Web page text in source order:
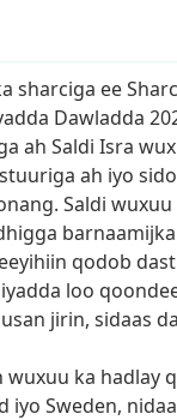
sharciga ee
Dawladda
ah Saldi Isra
ah iyo
Saldi wuxuu
barnaamijka
qodob
loo
jirin, sidaas
wuxuu ka hadlay
iyo Sweden,